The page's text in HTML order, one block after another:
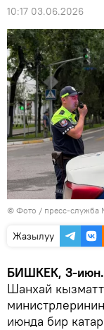
10:17 03.06.2026
© Фото / пресс-служба
Жазылуу
БИШКЕК, 3-
Шанхай
июнда бир